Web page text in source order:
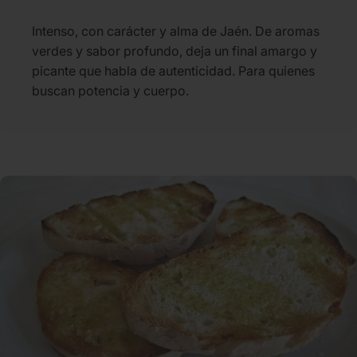
Intenso, con carácter y alma de Jaén. De aromas
verdes y sabor profundo, deja un final amargo y
picante que habla de autenticidad. Para quienes
buscan potencia y cuerpo.